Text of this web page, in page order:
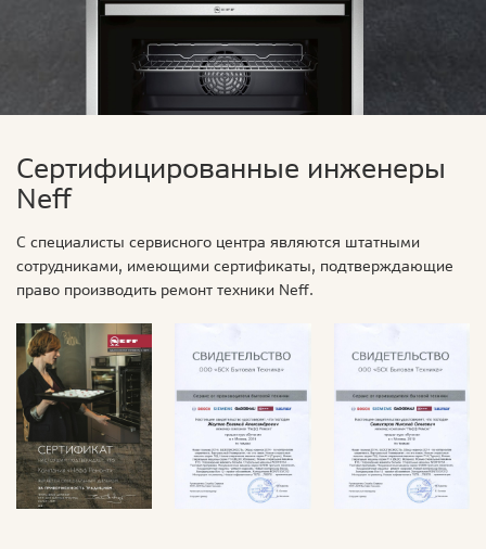
Сертифицированные инженеры
Neff
С специалисты сервисного центра являются штатными
сотрудниками, имеющими сертификаты, подтверждающие
право производить ремонт техники Neff.